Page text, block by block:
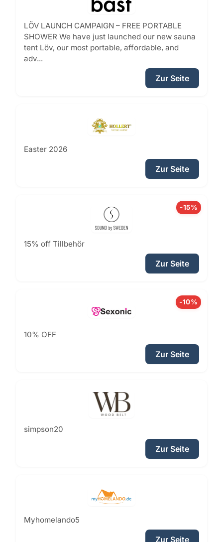
LÖV LAUNCH CAMPAIGN – FREE PORTABLE
SHOWER We have just launched our new sauna
tent Löv, our most portable, affordable, and
adv...
Zur Seite
Easter 2026
Zur Seite
-15%
15% off Tillbehör
Zur Seite
-10%
10% OFF
Zur Seite
simpson20
Zur Seite
Myhomelando5
Zur Seite